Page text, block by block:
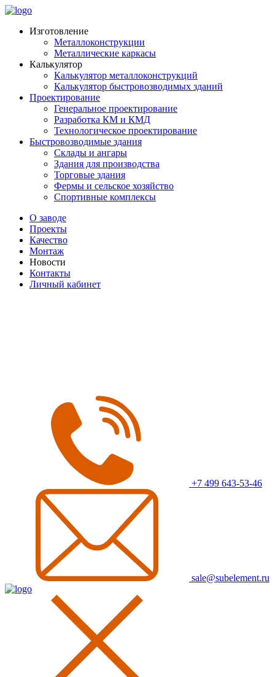
Изготовление
Металлоконструкции
Металлические каркасы
Калькулятор
Калькулятор металлоконструкций
Калькулятор быстровозводимых зданий
Проектирование
Генеральное проектирование
Разработка КМ и КМД
Технологическое проектирование
Быстровозводимые здания
Склады и ангары
Здания для производства
Торговые здания
Фермы и сельское хозяйство
Спортивные комплексы
О заводе
Проекты
Качество
Монтаж
Новости
Контакты
Личный кабинет
+7 499 643-53-46
sale@subelement.ru